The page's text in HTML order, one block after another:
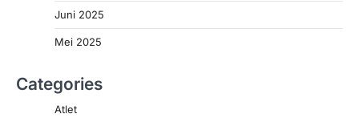
Juni 2025
Mei 2025
Categories
Atlet